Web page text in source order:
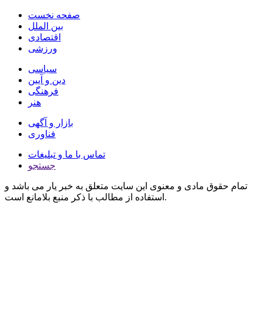
صفحه نخست
بین الملل
اقتصادی
ورزشی
سیاسی
دین و آیین
فرهنگی
هنر
بازار و آگهی
فناوری
تماس با ما و تبلیغات
جستجو
تمام حقوق مادی و معنوی این سایت متعلق به خبر یار می باشد و
استفاده از مطالب با ذکر منبع بلامانع است.